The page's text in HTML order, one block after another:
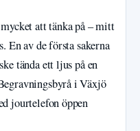
att tänka på – mitt
En av de första sakerna
tända ett ljus på en
i Växjö
jourtelefon öppen